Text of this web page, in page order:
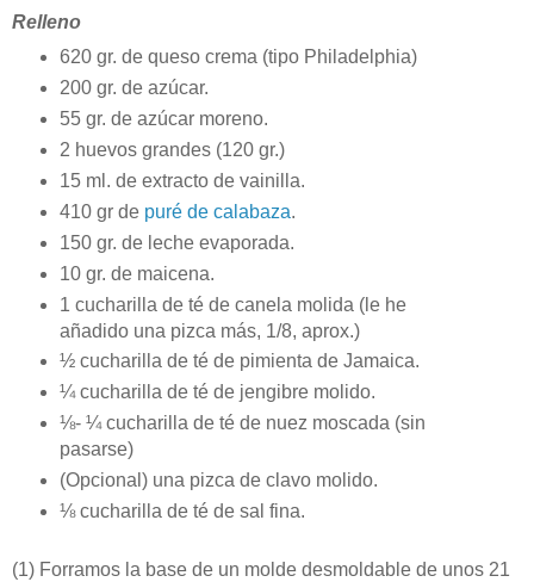
Relleno
620 gr. de queso crema (tipo Philadelphia)
200 gr. de azúcar.
55 gr. de azúcar moreno.
2 huevos grandes (120 gr.)
15 ml. de extracto de vainilla.
410 gr de puré de calabaza.
150 gr. de leche evaporada.
10 gr. de maicena.
1 cucharilla de té de canela molida (le he
añadido una pizca más, 1/8, aprox.)
½ cucharilla de té de pimienta de Jamaica.
¼ cucharilla de té de jengibre molido.
⅛- ¼ cucharilla de té de nuez moscada (sin
pasarse)
(Opcional) una pizca de clavo molido.
⅛ cucharilla de té de sal fina.
(1) Forramos la base de un molde desmoldable de unos 21